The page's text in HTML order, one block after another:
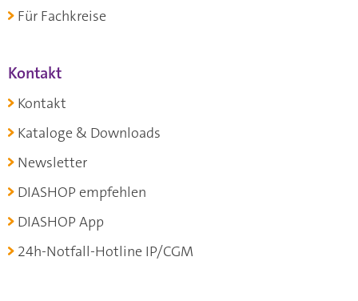
Für Fachkreise
Kontakt
Kontakt
Kataloge & Downloads
Newsletter
DIASHOP empfehlen
DIASHOP App
24h-Notfall-Hotline IP/CGM